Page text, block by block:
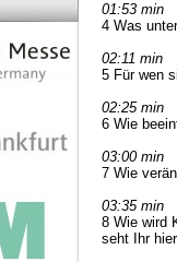
01:53 min
4 Was
02:11 min
5 Für wen
02:25 min
6 Wie
03:00 min
7 Wie
03:35 min
8 Wie wird
seht Ihr